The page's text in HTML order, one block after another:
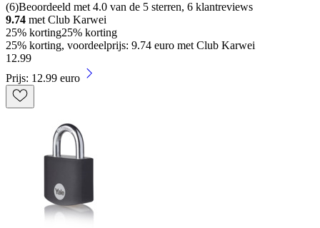
(6)Beoordeeld met 4.0 van de 5 sterren, 6 klantreviews
9.74 met Club Karwei
25% korting25% korting
25% korting, voordeelprijs: 9.74 euro met Club Karwei
12.99
Prijs: 12.99 euro